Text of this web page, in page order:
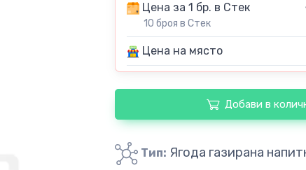
Цена за 1 бр. в Стек
10 броя в Стек
Цена на място
Добави в
Тип: Ягода газирана